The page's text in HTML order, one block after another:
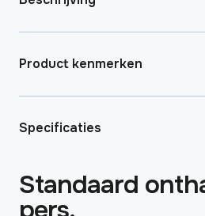
Product kenmerken
Specificaties
Standaard